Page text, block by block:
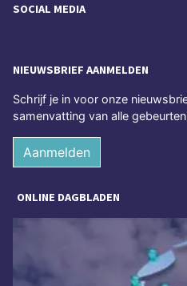
SOCIAL MEDIA
NIEUWSBRIEF AANMELDEN
Schrijf je in voor onze
samenvatting van alle
Aanmelden
ONLINE DAGBLADEN